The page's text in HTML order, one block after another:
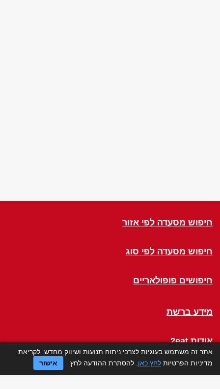
חיפוש מסעדה לפי אזור
חיפוש מסעדה לפי סוג
חיפושים פופולאריים
מידע ברשת
אודות 2eat
Click a Table
אתר זה משתמש בעוגיות לצרכי ניתוח תנועות ושיווק מחדש. לקריאת
מדיניות הפרטיות לחץ כאן . להסתרת ההודעה לחץ אישור